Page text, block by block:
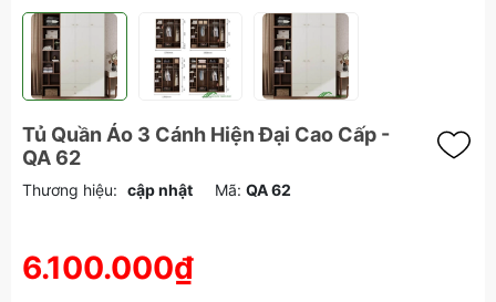
Tủ Quần Áo 3 Cánh Hiện Đại Cao Cấp -
QA 62
Thương hiệu: cập nhật Mã: QA 62
6.100.000₫